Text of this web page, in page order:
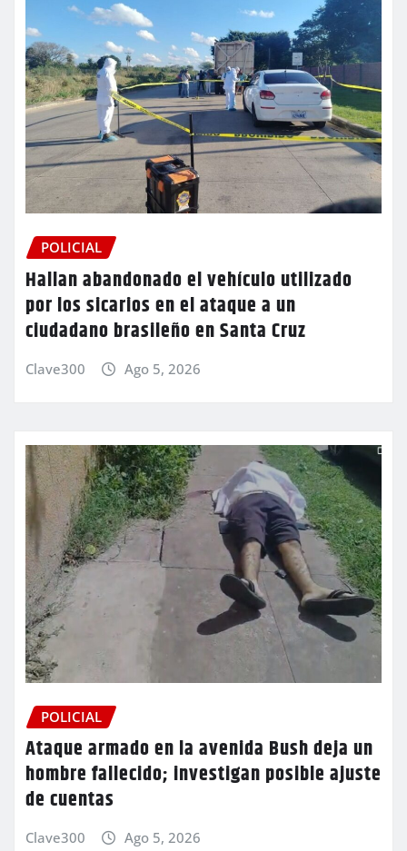
POLICIAL
Hallan abandonado el vehículo utilizado
por los sicarios en el ataque a un
ciudadano brasileño en Santa Cruz
Clave300 Ago 5, 2026
POLICIAL
Ataque armado en la avenida Bush deja un
hombre fallecido; investigan posible ajuste
de cuentas
Clave300 Ago 5, 2026